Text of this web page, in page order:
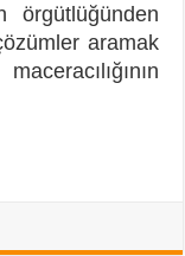
örgütlüğünden
aramak